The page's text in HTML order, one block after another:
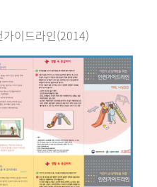
이드라인(2014)